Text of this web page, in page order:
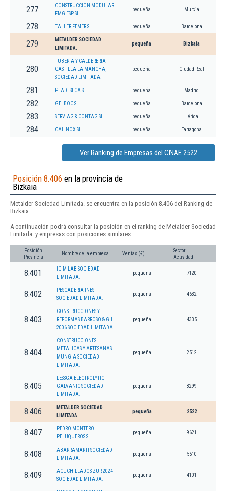
277
CONSTRUCCION MODULAR
FMG ESP SL.
pequeña Murcia
278 TALLER FEMER SL pequeña Barcelona
279
METALDER SOCIEDAD
LIMITADA.
pequeña Bizkaia
280
TUBERIA Y CALDERERIA
CASTILLA-LA MANCHA,
SOCIEDAD LIMITADA.
pequeña Ciudad Real
281 PLADESECA S.L. pequeña Madrid
282 GELBOC SL pequeña Barcelona
283 SERVIAG & CONTAG SL. pequeña Lérida
284 CALINOX SL pequeña Tarragona
Ver Ranking de Empresas del CNAE 2522
Posición 8.406 en la provincia de
Bizkaia
Metalder Sociedad Limitada. se encuentra en la posición 8.406 del Ranking de
Bizkaia.
A continuación podrá consultar la posición en el ranking de Metalder Sociedad
Limitada. y empresas con posiciones similares:
Posición
Provincia
Nombre de la empresa Ventas (€)
Sector
Actividad
8.401
ICIM LAB SOCIEDAD
LIMITADA.
pequeña 7120
8.402
PESCADERIA INES
SOCIEDAD LIMITADA.
pequeña 4632
8.403
CONSTRUCCIONES Y
REFORMAS BARROSO & GIL
2006 SOCIEDAD LIMITADA.
pequeña 4335
8.404
CONSTRUCCIONES
METALICAS Y ARTESANAS
MUNGIA SOCIEDAD
LIMITADA.
pequeña 2512
8.405
LESSGA ELECTROLYTIC
GALVANIC SOCIEDAD
LIMITADA.
pequeña 8299
8.406
METALDER SOCIEDAD
LIMITADA.
pequeña 2522
8.407
PEDRO MONTERO
PELUQUEROS SL
pequeña 9621
8.408
ABARRAMARTI SOCIEDAD
LIMITADA.
pequeña 5510
8.409
ACUCHILLADOS ZUR 2024
SOCIEDAD LIMITADA.
pequeña 4101